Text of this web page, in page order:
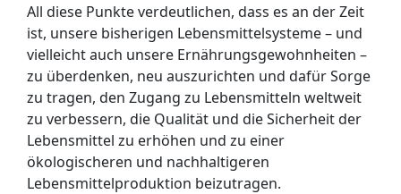
All diese Punkte verdeutlichen, dass es an der Zeit
ist, unsere bisherigen Lebensmittelsysteme – und
vielleicht auch unsere Ernährungsgewohnheiten –
zu überdenken, neu auszurichten und dafür Sorge
zu tragen, den Zugang zu Lebensmitteln weltweit
zu verbessern, die Qualität und die Sicherheit der
Lebensmittel zu erhöhen und zu einer
ökologischeren und nachhaltigeren
Lebensmittelproduktion beizutragen.